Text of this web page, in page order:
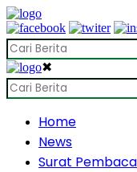
✖
Home
News
Surat Pembaca